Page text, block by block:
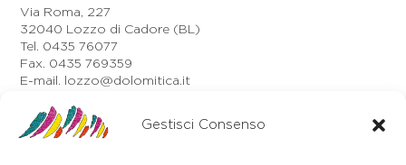
Gestisci Consenso
Via Roma, 227
32040 Lozzo di Cadore (BL)
Tel. 0435 76077
Fax. 0435 769359
E-mail. lozzo@dolomitica.it
Auronzo di Cadore
Via Unione, 21/B
32041 Auronzo di Cadore (BL)